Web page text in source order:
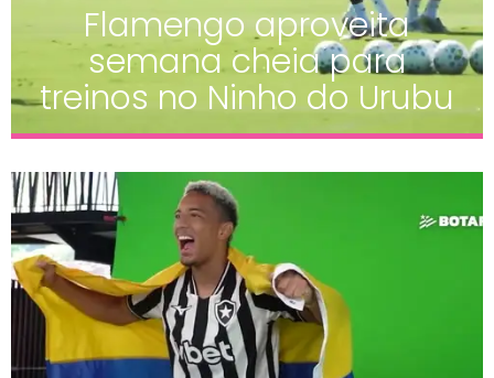
Flamengo aproveita
semana cheia para
treinos no Ninho do Urubu